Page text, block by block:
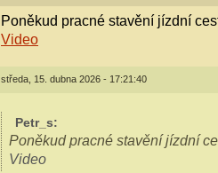
Poněkud pracné stavění jízdní
Video
středa, 15. dubna 2026 - 17:21:40
Petr_s:
Poněkud pracné stavění jízdní
Video